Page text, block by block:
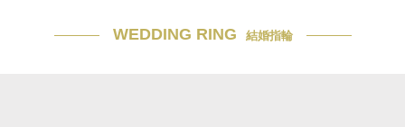
WEDDING RING 結婚指輪